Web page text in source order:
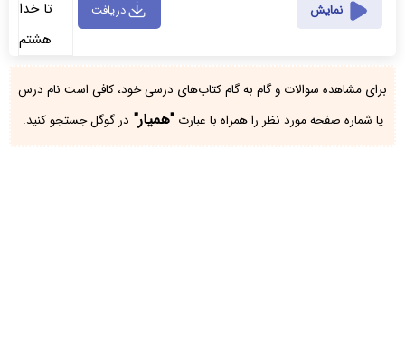
نمایش دریافت
برای مشاهده سوالات و گام به گام کتاب‌های درسی خود، کافی است نام درس
یا شماره صفحه مورد نظر را همراه با عبارت"همیار" در گوگل جستجو کنید.